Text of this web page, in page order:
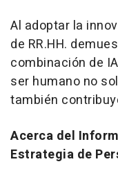
Al adoptar la
de RR.HH.
combinación de
ser humano no
también
Acerca del
Estrategia de